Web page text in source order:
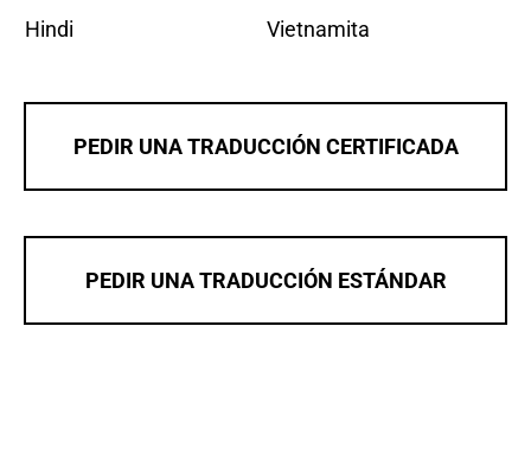
Hindi
Vietnamita
PEDIR UNA TRADUCCIÓN CERTIFICADA
PEDIR UNA TRADUCCIÓN ESTÁNDAR